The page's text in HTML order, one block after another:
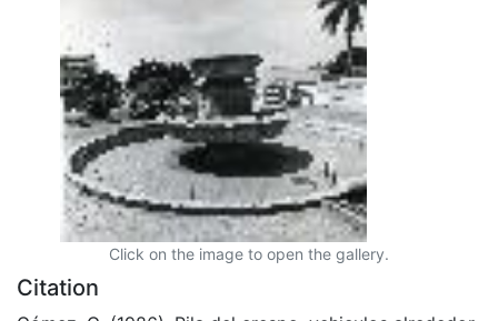
Click on the image to open the gallery.
Citation